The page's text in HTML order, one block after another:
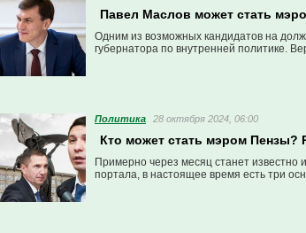
Павел Маслов может стать
Одним из возможных кандидатов на
губернатора по внутренней политике.
Политика 28 октября 2024, 06:00
Кто может стать мэром Пензы?
Примерно через месяц станет известно
портала, в настоящее время есть три